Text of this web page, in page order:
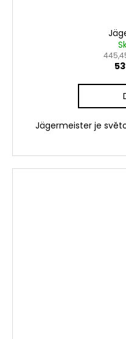
Jägermeister je